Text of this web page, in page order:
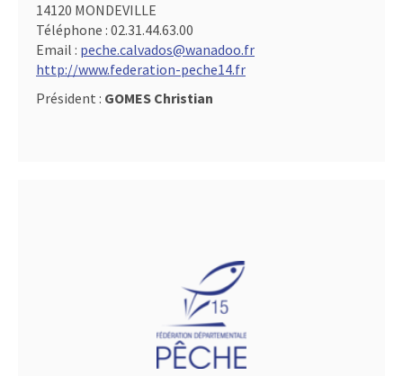
14120 MONDEVILLE
Téléphone : 02.31.44.63.00
Email : peche.calvados@wanadoo.fr
http://www.federation-peche14.fr
Président : GOMES Christian